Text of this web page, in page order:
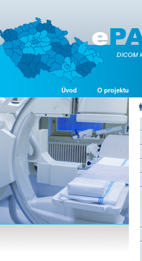
Úvod O projektu